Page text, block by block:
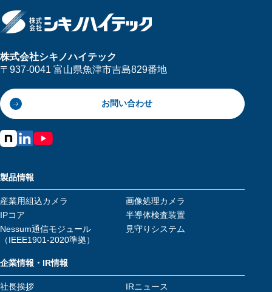
株式会社シキノハイテック
〒937-0041 富山県魚津市吉島829番地
お問い合わせ
製品情報
産業用組込カメラ
画像処理カメラ
IPコア
半導体検査装置
Nessum通信モジュール
（IEEE1901-2020準拠）
見守りシステム
企業情報・IR情報
社長挨拶
IRニュース